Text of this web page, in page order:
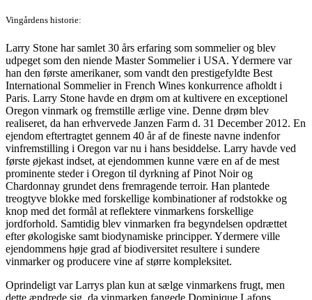
Vingårdens historie:
Larry Stone har samlet 30 års erfaring som sommelier og blev
udpeget som den niende Master Sommelier i USA. Ydermere var
han den første amerikaner, som vandt den prestigefyldte Best
International Sommelier in French Wines konkurrence afholdt i
Paris. Larry Stone havde en drøm om at kultivere en exceptionel
Oregon vinmark og fremstille ærlige vine. Denne drøm blev
realiseret, da han erhvervede Janzen Farm d. 31 December 2012. En
ejendom eftertragtet gennem 40 år af de fineste navne indenfor
vinfremstilling i Oregon var nu i hans besiddelse. Larry havde ved
første øjekast indset, at ejendommen kunne være en af de mest
prominente steder i Oregon til dyrkning af Pinot Noir og
Chardonnay grundet dens fremragende terroir. Han plantede
treogtyve blokke med forskellige kombinationer af rodstokke og
knop med det formål at reflektere vinmarkens forskellige
jordforhold. Samtidig blev vinmarken fra begyndelsen opdrættet
efter økologiske samt biodynamiske principper. Ydermere ville
ejendommens høje grad af biodiversitet resultere i sundere
vinmarker og producere vine af større kompleksitet.
Oprindeligt var Larrys plan kun at sælge vinmarkens frugt, men
dette ændrede sig, da vinmarken fangede Dominique Lafons